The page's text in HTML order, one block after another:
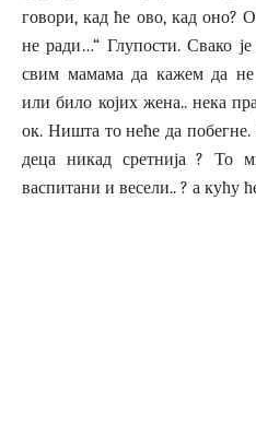
говори, кад ће ово, кад оно?
не ради…“ Глупости. Свако
свим мамама да кажем да не
или било којих жена.. нека
ок. Ништа то неће да
деца никад сретнија ? То
васпитани и весели.. ? а кућу